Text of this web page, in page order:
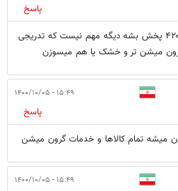
پاسخ
فقط کافی خبر شروع حذف دلار ۴۲۰۰ پخش بشه دیگه مهم نیست که تدریجی
گرون میشن تر و خشک یا هم میسوزن
۱۵:۴۹ - ۱۴۰۰/۱۰/۰۵
پاسخ
تمام کالاها و خدمات گرون میشن
۱۵:۴۹ - ۱۴۰۰/۱۰/۰۵